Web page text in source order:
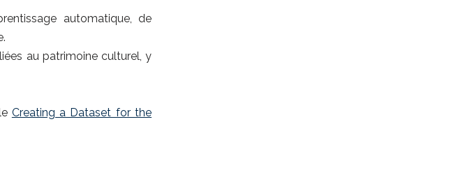
automatique, de
au patrimoine culturel, y
Creating a Dataset for the